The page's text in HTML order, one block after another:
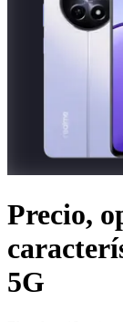
Precio,
5G